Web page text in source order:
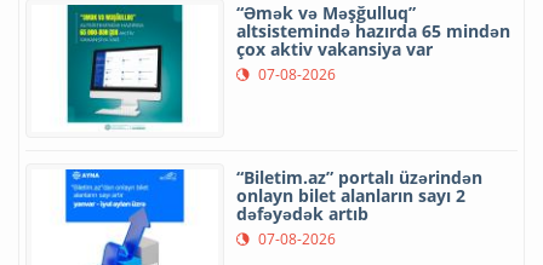
“Əmək və Məşğulluq”
altsistemində hazırda 65 mindən
çox aktiv vakansiya var
07-08-2026
“Biletim.az” portalı üzərindən
onlayn bilet alanların sayı 2
dəfəyədək artıb
07-08-2026